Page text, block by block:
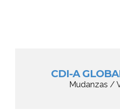
CDI-A
Mudanzas /